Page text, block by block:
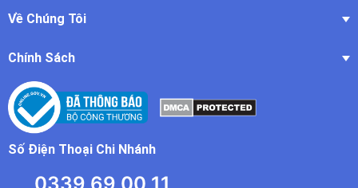
Về Chúng Tôi
Chính Sách
Số Điện Thoại Chi Nhánh